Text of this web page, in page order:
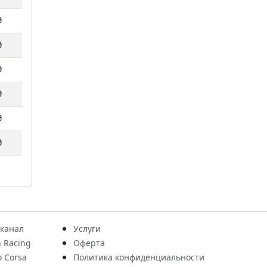
Racing
Corsa
Услуги
Оферта
Политика конфиденциальности